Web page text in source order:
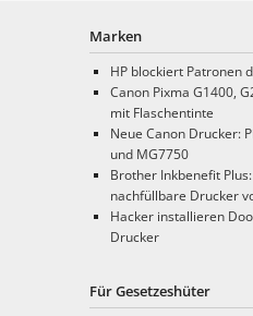
Marken
HP blockiert Patronen
Canon Pixma G1400,
mit Flaschentinte
Neue Canon Drucker:
und MG7750
Brother Inkbenefit
nachfüllbare Drucker
Hacker installieren
Drucker
Für Gesetzeshüter